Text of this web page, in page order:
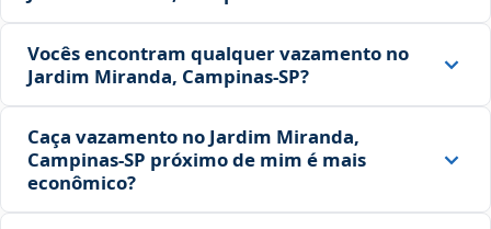
Vocês encontram qualquer vazamento no
Jardim Miranda, Campinas‑SP?
Caça vazamento no Jardim Miranda,
Campinas‑SP próximo de mim é mais
econômico?